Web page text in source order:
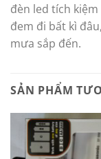
đèn led tích
đem đi bất kì
mưa sắp đến.
SẢN PHẨM